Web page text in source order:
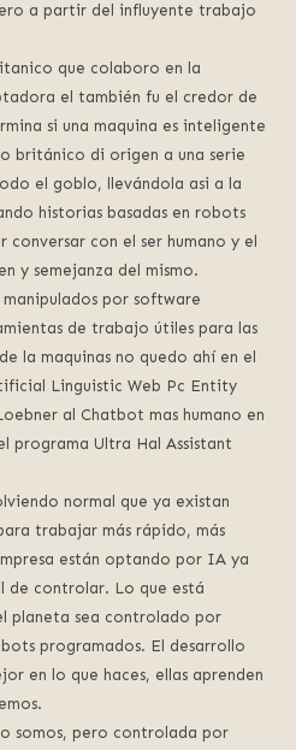
a partir del influyente trabajo
que colaboro en la
el también fu el credor de
si una maquina es inteligente
británico di origen a una serie
el goblo, llevándola asi a la
historias basadas en robots
con el ser humano y el
y semejanza del mismo.
por software
de trabajo útiles para las
la maquinas no quedo ahí en el
Linguistic Web Pc Entity
al Chatbot mas humano en
programa Ultra Hal Assistant
normal que ya existan
trabajar más rápido, más
están optando por IA ya
de controlar. Lo que está
planeta sea controlado por
programados. El desarrollo
en lo que haces, ellas aprenden
somos, pero controlada por